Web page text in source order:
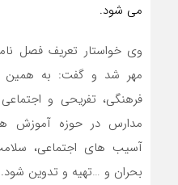
می شود.
وی خواستار تعریف فصل
مهر شد و گفت: به همین
فرهنگی، تفریحی و
مدارس در حوزه آموزش
آسیب های اجتماعی،
بحران و …تهیه و تدوین شود.